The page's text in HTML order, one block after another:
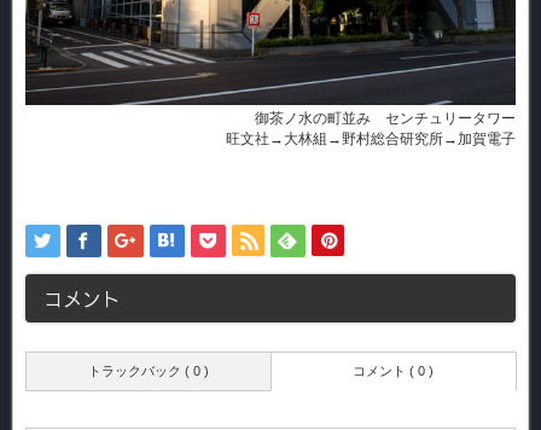
御茶ノ水の町並み センチュリータワー
旺文社→大林組→野村総合研究所→加賀電子
コメント
トラックバック ( 0 ) コメント ( 0 )